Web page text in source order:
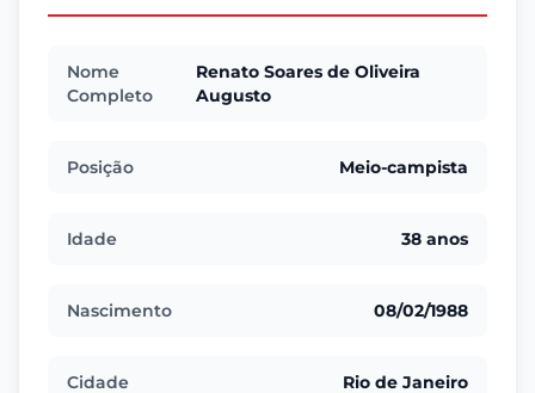
Nome
Completo
Renato Soares de Oliveira
Augusto
Posição Meio-campista
Idade 38 anos
Nascimento 08/02/1988
Cidade Rio de Janeiro